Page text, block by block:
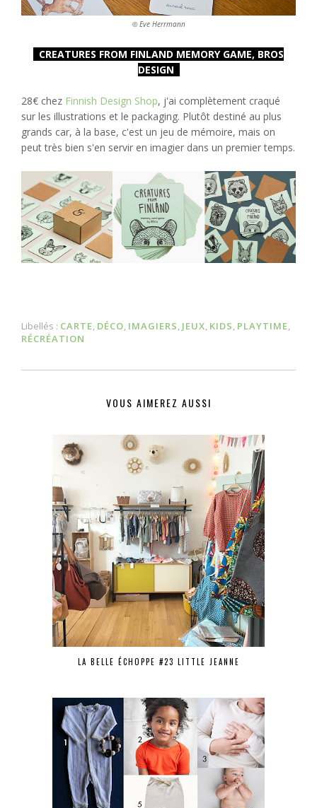
©Eve Herrmann
CREATURES FROM FINLAND MEMORY GAME, BROS
DESIGN
28€ chez Finnish Design Shop, j'ai complètement craqué
sur les illustrations et le packaging. Plutôt destiné au plus
grands car, à la base, c'est un jeu de mémoire, mais on
peut très bien s'en servir en imagier dans un premier temps.
Libellés : CARTE, DÉCO, IMAGIERS, JEUX, KIDS, PLAYTIME,
RÉCRÉATION
VOUS AIMEREZ AUSSI
LA BELLE ÉCHOPPE #23 LITTLE JEANNE